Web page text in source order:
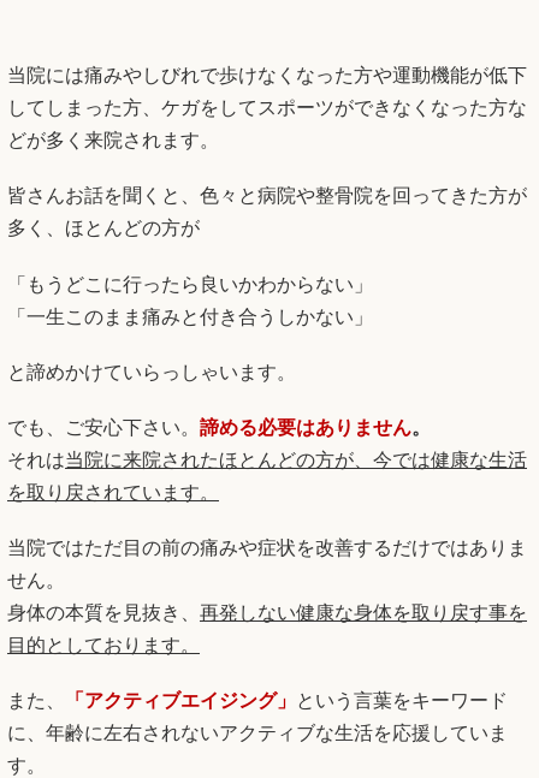
どが多く来院されます。
皆さんお話を聞くと、色々と病院や整骨院を回ってきた方が
多く、ほとんどの方が
「もうどこに行ったら良いかわからない」
「一生このまま痛みと付き合うしかない」
と諦めかけていらっしゃいます。
それは当院に来院されたほとんどの方が、今では健康な生活
を取り戻されています。
当院ではただ目の前の痛みや症状を改善するだけではありま
せん。
身体の本質を見抜き、 再発しない健康な身体を取り戻す事を
目的としております。
また、「アクティブエイジング」という言葉をキーワード
に、年齢に左右されないアクティブな生活を応援していま
す。
「好きな時に好きな場所に行きたい」「旅行がしたい」「競